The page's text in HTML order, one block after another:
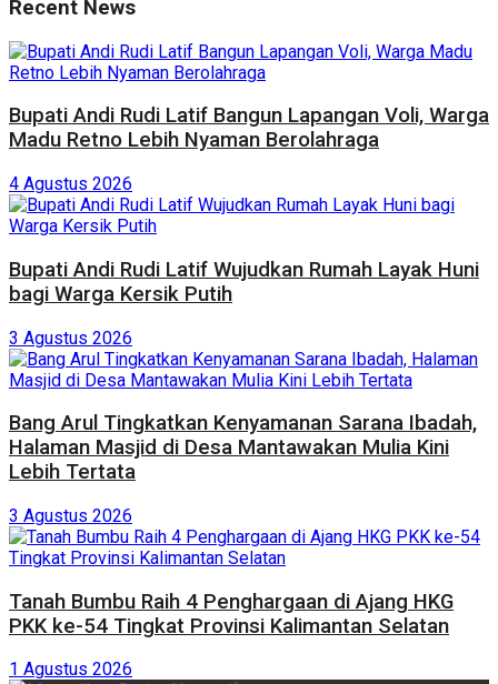
Recent News
Bupati Andi Rudi Latif Bangun Lapangan Voli, Warga
Madu Retno Lebih Nyaman Berolahraga
4 Agustus 2026
Bupati Andi Rudi Latif Wujudkan Rumah Layak Huni
bagi Warga Kersik Putih
3 Agustus 2026
Bang Arul Tingkatkan Kenyamanan Sarana Ibadah,
Halaman Masjid di Desa Mantawakan Mulia Kini
Lebih Tertata
3 Agustus 2026
Tanah Bumbu Raih 4 Penghargaan di Ajang HKG
PKK ke-54 Tingkat Provinsi Kalimantan Selatan
1 Agustus 2026